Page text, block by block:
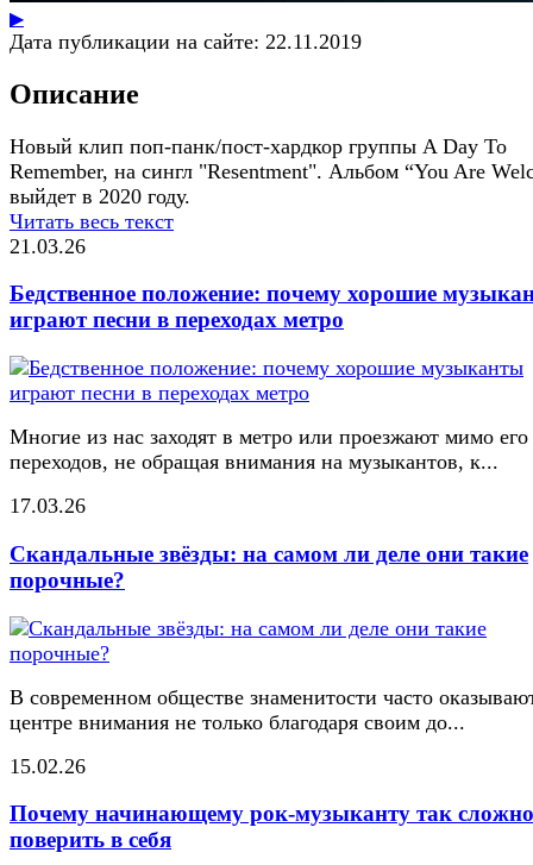
▶
Дата публикации на сайте: 22.11.2019
Описание
Новый клип поп-панк/пост-хардкор группы A Day To
Remember, на сингл "Resentment". Альбом “You Are
выйдет в 2020 году.
Читать весь текст
21.03.26
Бедственное положение: почему хорошие
играют песни в переходах метро
Многие из нас заходят в метро или проезжают мимо его
переходов, не обращая внимания на музыкантов, к...
17.03.26
Скандальные звёзды: на самом ли деле они такие
порочные?
В современном обществе знаменитости часто
центре внимания не только благодаря своим до...
15.02.26
Почему начинающему рок-музыканту так сложно
поверить в себя